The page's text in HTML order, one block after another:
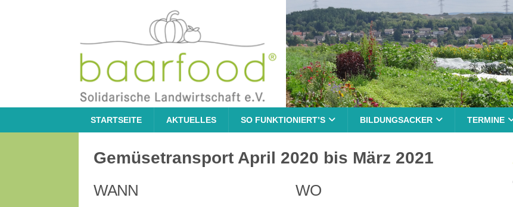
STARTSEITE AKTUELLES SO FUNKTIONIERT’S BILDUNGSACKER TERMINE
Gemüsetransport April 2020 bis März 2021
WANN WO